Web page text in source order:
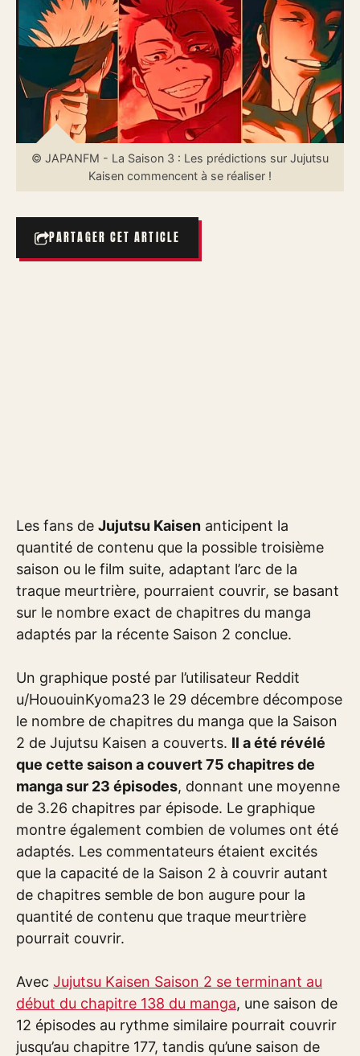
© JAPANFM - La Saison 3 : Les prédictions sur Jujutsu
Kaisen commencent à se réaliser !
PARTAGER CET ARTICLE
Les fans de Jujutsu Kaisen anticipent la
quantité de contenu que la possible troisième
saison ou le film suite, adaptant l’arc de la
traque meurtrière, pourraient couvrir, se basant
sur le nombre exact de chapitres du manga
adaptés par la récente Saison 2 conclue.
Un graphique posté par l’utilisateur Reddit
u/HououinKyoma23 le 29 décembre décompose
le nombre de chapitres du manga que la Saison
2 de Jujutsu Kaisen a couverts. Il a été révélé
que cette saison a couvert 75 chapitres de
manga sur 23 épisodes, donnant une moyenne
de 3.26 chapitres par épisode. Le graphique
montre également combien de volumes ont été
adaptés. Les commentateurs étaient excités
que la capacité de la Saison 2 à couvrir autant
de chapitres semble de bon augure pour la
quantité de contenu que traque meurtrière
pourrait couvrir.
Avec Jujutsu Kaisen Saison 2 se terminant au
début du chapitre 138 du manga, une saison de
12 épisodes au rythme similaire pourrait couvrir
jusqu’au chapitre 177, tandis qu’une saison de